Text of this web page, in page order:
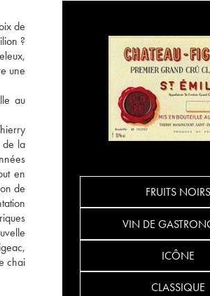
de
?
une
au
de la
en
de
chai
FRUITS NOIRS
VIN DE
ICÔNE
CLASSIQUE